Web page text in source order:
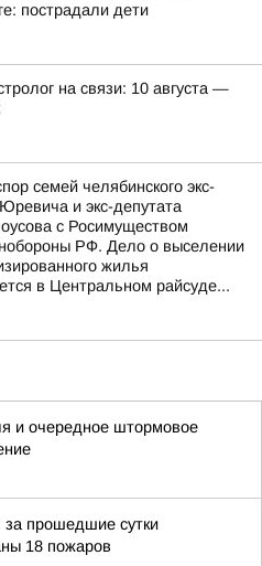
пострадали дети
на связи: 10 августа —
семей челябинского экс-
и экс-депутата
с Росимуществом
РФ. Дело о выселении
жилья
в Центральном райсуде...
и очередное штормовое
прошедшие сутки
18 пожаров